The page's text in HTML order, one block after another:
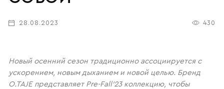
28.08.2023 430
Новый осенний сезон традиционно ассоциируется с
ускорением, новым дыханием и новой целью. Бренд
O.TAJE представляет Pre-Fall’23 коллекцию, чтобы